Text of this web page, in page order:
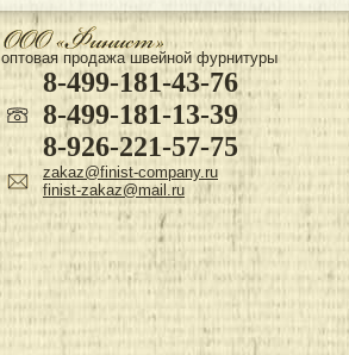
оптовая продажа швейной фурнитуры
8-499-181-43-76
8-499-181-13-39
8-926-221-57-75
zakaz@finist-company.ru
finist-zakaz@mail.ru